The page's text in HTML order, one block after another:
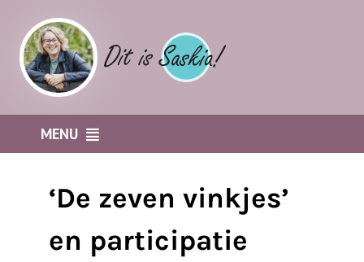
naar
inhoud
MENU
Business coach
It’s all about community
‘De zeven vinkjes’
en participatie